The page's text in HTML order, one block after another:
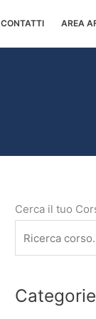
CONTATTI AREA
Cerca il tuo